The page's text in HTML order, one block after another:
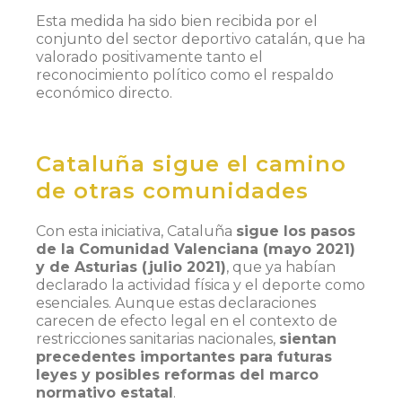
Esta medida ha sido bien recibida por el
conjunto del sector deportivo catalán, que ha
valorado positivamente tanto el
reconocimiento político como el respaldo
económico directo.
Cataluña sigue el camino
de otras comunidades
Con esta iniciativa, Cataluña sigue los pasos
de la Comunidad Valenciana (mayo 2021)
y de Asturias (julio 2021), que ya habían
declarado la actividad física y el deporte como
esenciales. Aunque estas declaraciones
carecen de efecto legal en el contexto de
restricciones sanitarias nacionales, sientan
precedentes importantes para futuras
leyes y posibles reformas del marco
normativo estatal.